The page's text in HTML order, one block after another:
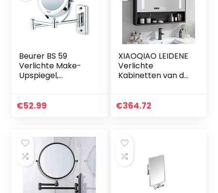
Beurer BS 59
Verlichte Make-
Upspiegel,
€52.99
XIAOQIAO LEIDENE
Verlichte
Kabinetten van de
Sensor Schakelaar
€364.72